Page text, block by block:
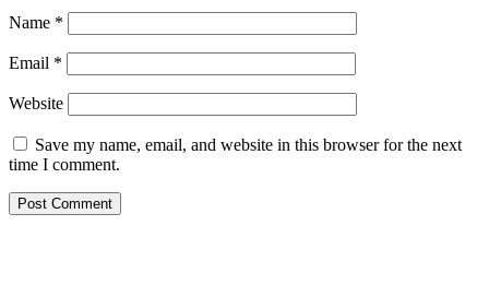
Name *
Email *
Website
Save my name, email, and website in this browser for the next
time I comment.